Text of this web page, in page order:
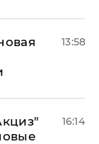
13:58
16:14